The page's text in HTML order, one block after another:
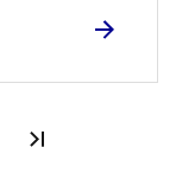
Page suivante